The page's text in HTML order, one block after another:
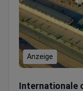
Anzeige
Internationale